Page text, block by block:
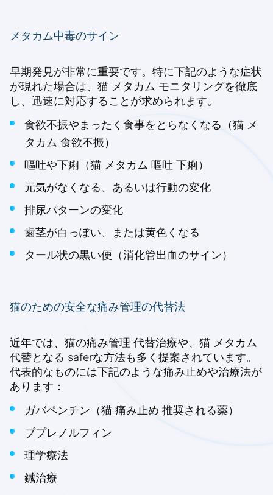
メタカム中毒のサイン
早期発見が非常に重要です。特に下記のような症状
が現れた場合は、猫 メタカム モニタリングを徹底
し、迅速に対応することが求められます。
食欲不振やまったく食事をとらなくなる（猫 メ
タカム 食欲不振）
嘔吐や下痢（猫 メタカム 嘔吐 下痢）
元気がなくなる、あるいは行動の変化
排尿パターンの変化
歯茎が白っぽい、または黄色くなる
タール状の黒い便（消化管出血のサイン）
猫のための安全な痛み管理の代替法
近年では、猫の痛み管理 代替治療や、猫 メタカム
代替となる saferな方法も多く提案されています。
代表的なものには下記のような痛み止めや治療法が
あります：
ガバペンチン（猫 痛み止め 推奨される薬）
ブプレノルフィン
理学療法
鍼治療